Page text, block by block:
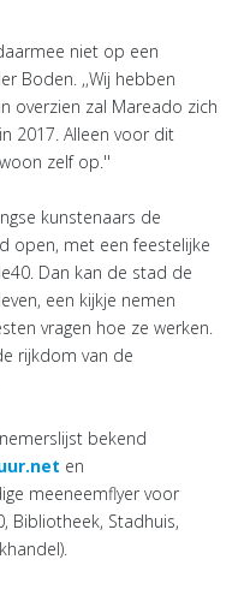
niet op een
Boden. ,,Wij hebben
overzien zal Mareado zich
2017. Alleen voor dit
zelf op.''
kunstenaars de
open, met een feestelijke
Dan kan de stad de
een kijkje nemen
vragen hoe ze werken.
rijkdom van de
bekend
en
meeneemflyer voor
Bibliotheek, Stadhuis,